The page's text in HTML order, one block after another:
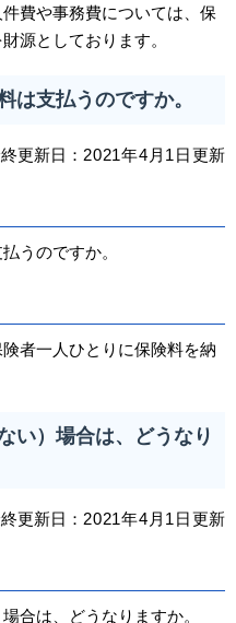
費や事務費については、保
源としております。
は支払うのですか。
更新日： 2021年4 月1日更新
うのですか。
者一人ひとりに保険料を納
い）場合は、どうなり
更新日： 2021年4 月1日更新
合は、どうなりますか。